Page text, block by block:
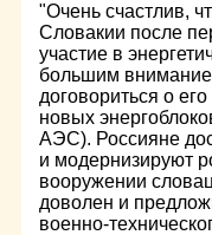
"Очень счастлив,
Словакии после
участие в
большим
договориться о
новых
АЭС). Россияне
и модернизируют
вооружении
доволен и
военно-